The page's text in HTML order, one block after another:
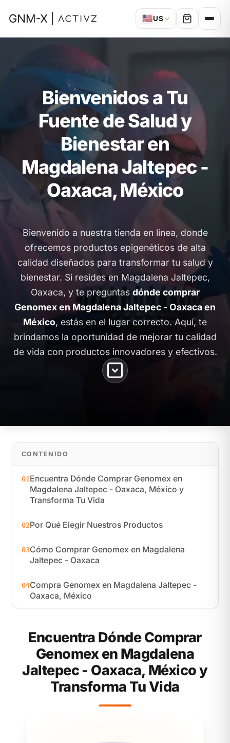
🇺🇸US
Bienvenidos a Tu
Fuente de Salud y
Bienestar en
Magdalena Jaltepec -
Oaxaca, México
Bienvenido a nuestra tienda en línea, donde
ofrecemos productos epigenéticos de alta
calidad diseñados para transformar tu salud y
bienestar. Si resides en Magdalena Jaltepec,
Oaxaca, y te preguntasdónde comprar
Genomex en Magdalena Jaltepec - Oaxaca en
México, estás en el lugar correcto. Aquí, te
brindamos la oportunidad de mejorar tu calidad
de vida con productos innovadores y efectivos.
CONTENIDO
01Encuentra Dónde Comprar Genomex en
Magdalena Jaltepec - Oaxaca, México y
Transforma Tu Vida
02Por Qué Elegir Nuestros Productos
03Cómo Comprar Genomex en Magdalena
Jaltepec - Oaxaca
04Compra Genomex en Magdalena Jaltepec -
Oaxaca, México
Encuentra Dónde Comprar
Genomex en Magdalena
Jaltepec - Oaxaca, México y
Transforma Tu Vida